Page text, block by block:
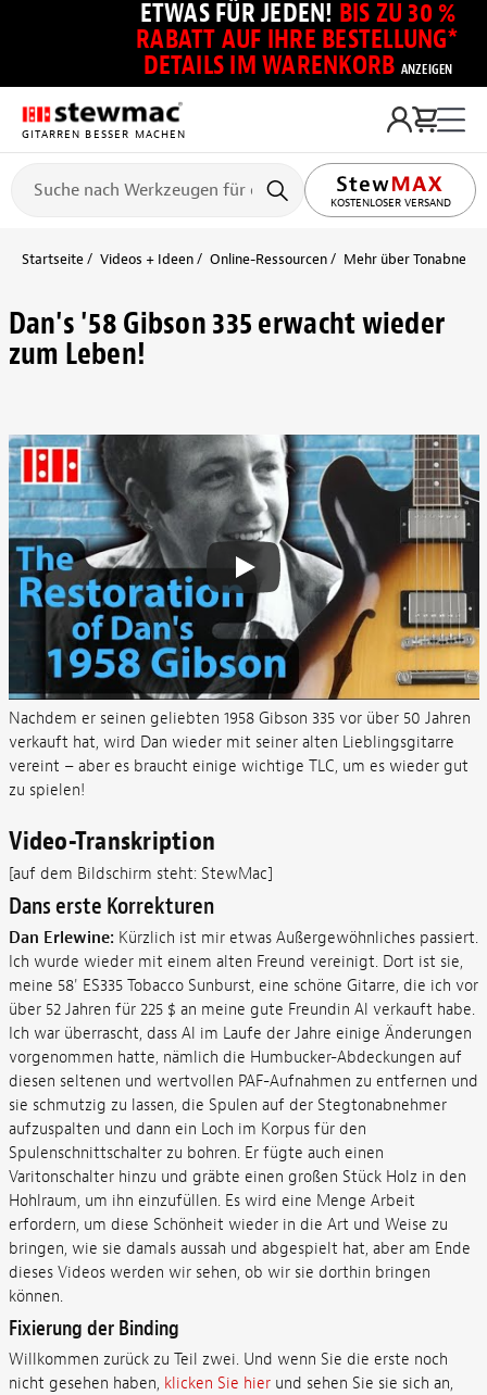
ETWAS FÜR JEDEN! BIS ZU 30 %
RABATT AUF IHRE BESTELLUNG*
DETAILS IM WARENKORB ANZEIGEN
GITARREN BESSER MACHEN
KOSTENLOSER VERSAND
Startseite Videos + Ideen Online-Ressourcen Mehr über
Dan's '58 Gibson 335 erwacht wieder
zum Leben!
Nachdem er seinen geliebten 1958 Gibson 335 vor über 50 Jahren
verkauft hat, wird Dan wieder mit seiner alten Lieblingsgitarre
vereint – aber es braucht einige wichtige TLC, um es wieder gut
zu spielen!
Video-Transkription
[auf dem Bildschirm steht: StewMac]
Dans erste Korrekturen
Dan Erlewine: Kürzlich ist mir etwas Außergewöhnliches passiert.
Ich wurde wieder mit einem alten Freund vereinigt. Dort ist sie,
meine 58' ES335 Tobacco Sunburst, eine schöne Gitarre, die ich vor
über 52 Jahren für 225 $ an meine gute Freundin Al verkauft habe.
Ich war überrascht, dass Al im Laufe der Jahre einige Änderungen
vorgenommen hatte, nämlich die Humbucker-Abdeckungen auf
diesen seltenen und wertvollen PAF-Aufnahmen zu entfernen und
sie schmutzig zu lassen, die Spulen auf der Stegtonabnehmer
aufzuspalten und dann ein Loch im Korpus für den
Spulenschnittschalter zu bohren. Er fügte auch einen
Varitonschalter hinzu und gräbte einen großen Stück Holz in den
Hohlraum, um ihn einzufüllen. Es wird eine Menge Arbeit
erfordern, um diese Schönheit wieder in die Art und Weise zu
bringen, wie sie damals aussah und abgespielt hat, aber am Ende
dieses Videos werden wir sehen, ob wir sie dorthin bringen
können.
Fixierung der Binding
Willkommen zurück zu Teil zwei. Und wenn Sie die erste noch
nicht gesehen haben, klicken Sie hierund sehen Sie sie sich an,